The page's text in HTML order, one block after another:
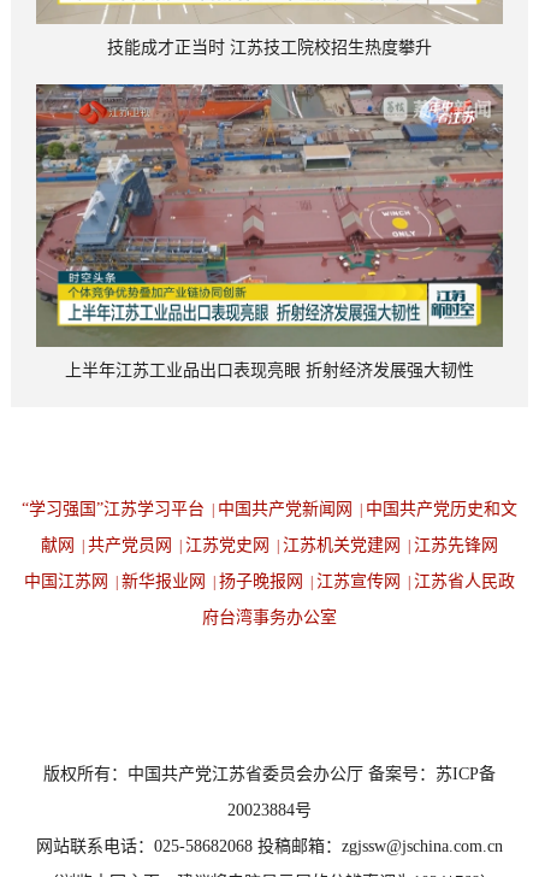
技能成才正当时 江苏技工院校招生热度攀升
上半年江苏工业品出口表现亮眼 折射经济发展强大韧性
“学习强国”江苏学习平台 中国共产党新闻网
中国共产党历史和文
献网
共产党员网 江苏党史网 江苏机关党建网
江苏先锋网
中国江苏网
新华报业网 扬子晚报网 江苏宣传网
江苏省人民政
府台湾事务办公室
版权所有：中国共产党江苏省委员会办公厅 备案号：苏ICP备
20023884号
网站联系电话：025-58682068 投稿邮箱：zgjssw@jschina.com.cn